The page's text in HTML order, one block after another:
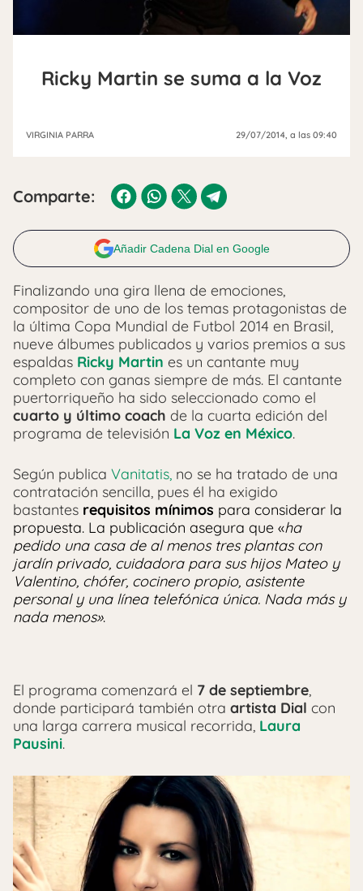
Ricky Martin se suma a la Voz
VIRGINIA PARRA 29/07/2014 , a las 09:40
Comparte:
Añadir Cadena Dial en Google
Finalizando una gira llena de emociones,
compositor de uno de los temas protagonistas de
la última Copa Mundial de Futbol 2014 en Brasil,
nueve álbumes publicados y varios premios a sus
espaldas Ricky Martin es un cantante muy
completo con ganas siempre de más. El cantante
puertorriqueño ha sido seleccionado como el
cuarto y último coach de la cuarta edición del
programa de televisión La Voz en México.
Según publica Vanitatis, no se ha tratado de una
contratación sencilla, pues él ha exigido
bastantes requisitos mínimos para considerar la
propuesta. La publicación asegura que «ha
pedido una casa de al menos tres plantas con
jardín privado, cuidadora para sus hijos Mateo y
Valentino, chófer, cocinero propio, asistente
personal y una línea telefónica única. Nada más y
nada menos».
El programa comenzará el 7 de septiembre,
donde participará también otra artista Dial con
una larga carrera musical recorrida, Laura
Pausini.